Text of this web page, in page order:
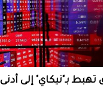
تهبط بـ"نيكاي" إلى